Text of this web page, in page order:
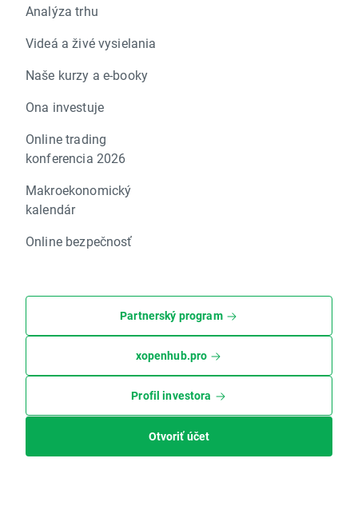
Analýza trhu
Videá a živé vysielania
Naše kurzy a e-booky
Ona investuje
Online trading
konferencia 2026
Makroekonomický
kalendár
Online bezpečnosť
Partnerský program
xopenhub.pro
Profil investora
Otvoriť účet